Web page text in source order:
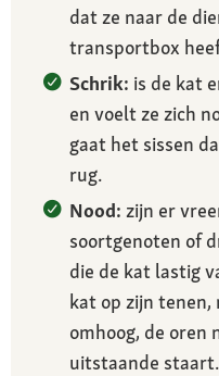
dat ze naar de
transportbox
Schrik: is de kat
en voelt ze zich
gaat het sissen
rug.
Nood: zijn er
soortgenoten of
die de kat lastig
kat op zijn
omhoog, de oren
uitstaande staart.